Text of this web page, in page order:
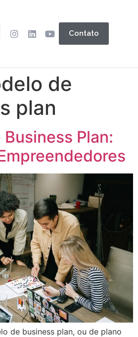
Contato
de
plan
Plan:
de business plan, ou de plano